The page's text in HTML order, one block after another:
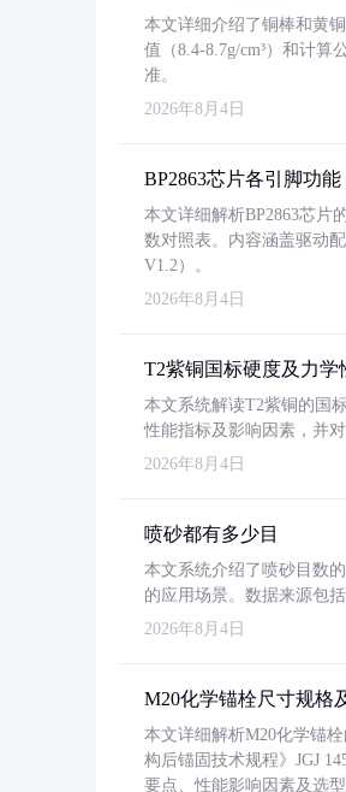
本文详细介绍了铜棒和黄
值（8.4-8.7g/cm³）和计
准。
2026年8月4日
BP2863芯片各引脚功能
本文详细解析BP2863芯片
数对照表。内容涵盖驱动
V1.2）。
2026年8月4日
T2紫铜国标硬度及力学
本文系统解读T2紫铜的国
性能指标及影响因素，并
2026年8月4日
喷砂都有多少目
本文系统介绍了喷砂目数
的应用场景。数据来源包
2026年8月4日
M20化学锚栓尺寸规格
本文详细解析M20化学锚
构后锚固技术规程》JGJ
要点、性能影响因素及选